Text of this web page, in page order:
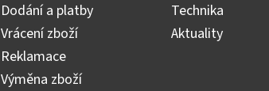
Dodání a platby
Vrácení zboží
Reklamace
Výměna zboží
Technika
Aktuality